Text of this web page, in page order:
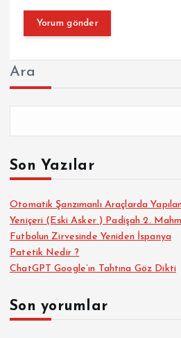
Ara
Son Yazılar
Otomatik Şanzımanlı Araçlarda
Yeniçeri (Eski Asker ) Padişah 2.
Futbolun Zirvesinde Yeniden İspanya
Patetik Nedir ?
ChatGPT Google’ın Tahtına Göz Dikti
Son yorumlar